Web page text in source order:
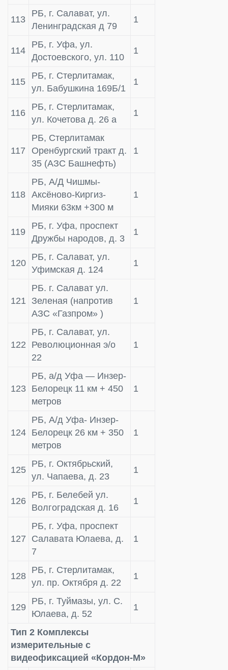
113
РБ, г. Салават, ул.
Ленинградская д 79
1
114
РБ, г. Уфа, ул.
Достоевского, ул. 110
1
115
РБ, г. Стерлитамак,
ул. Бабушкина 169Б/1
1
116
РБ, г. Стерлитамак,
ул. Кочетова д. 26 а
1
117
РБ, Стерлитамак
Оренбургский тракт д.
35 (АЗС Башнефть)
1
118
РБ, А/Д Чишмы-
Аксёново-Киргиз-
Мияки 63км +300 м
1
119
РБ, г. Уфа, проспект
Дружбы народов, д. 3
1
120
РБ, г. Салават, ул.
Уфимская д. 124
1
121
РБ. г. Салават ул.
Зеленая (напротив
АЗС «Газпром» )
1
122
РБ, г. Салават, ул.
Революционная э/о
22
1
123
РБ, а/д Уфа — Инзер-
Белорецк 11 км + 450
метров
1
124
РБ, А/д Уфа- Инзер-
Белорецк 26 км + 350
метров
1
125
РБ, г. Октябрьский,
ул. Чапаева, д. 23
1
126
РБ, г. Белебей ул.
Волгоградская д. 16
1
127
РБ, г. Уфа, проспект
Салавата Юлаева, д.
7
1
128
РБ, г. Стерлитамак,
ул. пр. Октября д. 22
1
129
РБ, г. Туймазы, ул. С.
Юлаева, д. 52
1
Тип 2 Комплексы
измерительные с
видеофиксацией «Кордон-М»